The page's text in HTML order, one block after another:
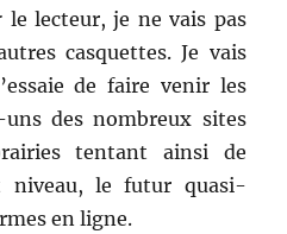
le lecteur, je ne vais pas
casquettes. Je vais
de faire venir les
des nombreux sites
tentant ainsi de
le futur quasi-
en ligne.